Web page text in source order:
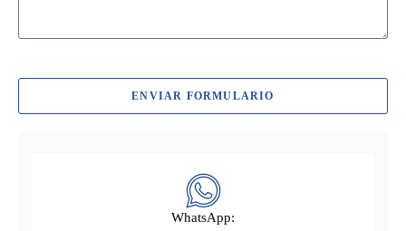
ENVIAR FORMULARIO
WhatsApp: